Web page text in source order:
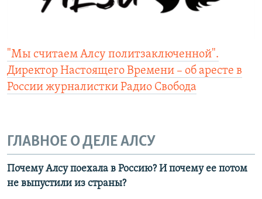
"Мы считаем Алсу политзаключенной".
Директор Настоящего Времени – об аресте в
России журналистки Радио Свобода
ГЛАВНОЕ О ДЕЛЕ АЛСУ
Почему Алсу поехала в Россию? И почему ее потом
не выпустили из страны?